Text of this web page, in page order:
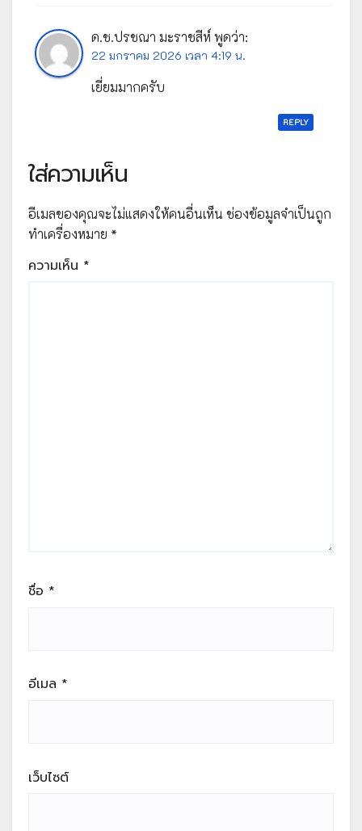
ด.ช.ปรชณา มะราชสีห์ พูดว่า:
22 มกราคม 2026 เวลา 4:19 น.
เยี่ยมมากครับ
REPLY
ใส่ความเห็น
อีเมลของคุณจะไม่แสดงให้คนอื่นเห็น ช่องข้อมูลจำเป็นถูก
ทำเครื่องหมาย *
ความเห็น *
ชื่อ *
อีเมล *
เว็บไซต์